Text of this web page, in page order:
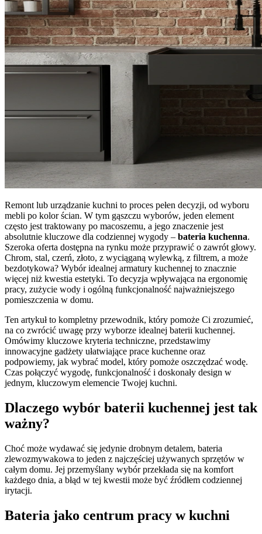
Remont lub urządzanie kuchni to proces pełen decyzji, od wyboru
mebli po kolor ścian. W tym gąszczu wyborów, jeden element
często jest traktowany po macoszemu, a jego znaczenie jest
absolutnie kluczowe dla codziennej wygody – bateria kuchenna.
Szeroka oferta dostępna na rynku może przyprawić o zawrót głowy.
Chrom, stal, czerń, złoto, z wyciąganą wylewką, z filtrem, a może
bezdotykowa? Wybór idealnej armatury kuchennej to znacznie
więcej niż kwestia estetyki. To decyzja wpływająca na ergonomię
pracy, zużycie wody i ogólną funkcjonalność najważniejszego
pomieszczenia w domu.
Ten artykuł to kompletny przewodnik, który pomoże Ci zrozumieć,
na co zwrócić uwagę przy wyborze idealnej baterii kuchennej.
Omówimy kluczowe kryteria techniczne, przedstawimy
innowacyjne gadżety ułatwiające prace kuchenne oraz
podpowiemy, jak wybrać model, który pomoże oszczędzać wodę.
Czas połączyć wygodę, funkcjonalność i doskonały design w
jednym, kluczowym elemencie Twojej kuchni.
Dlaczego wybór baterii kuchennej jest tak
ważny?
Choć może wydawać się jedynie drobnym detalem, bateria
zlewozmywakowa to jeden z najczęściej używanych sprzętów w
całym domu. Jej przemyślany wybór przekłada się na komfort
każdego dnia, a błąd w tej kwestii może być źródłem codziennej
irytacji.
Bateria jako centrum pracy w kuchni